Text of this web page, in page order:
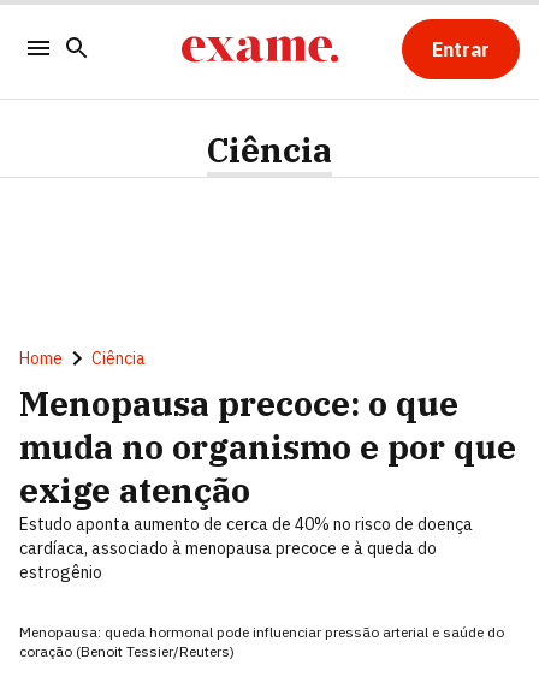
Entrar
Ciência
Home Ciência
Menopausa precoce: o que
muda no organismo e por que
exige atenção
Estudo aponta aumento de cerca de 40% no risco de doença
cardíaca, associado à menopausa precoce e à queda do
estrogênio
Menopausa: queda hormonal pode influenciar pressão arterial e saúde do
coração (Benoit Tessier/Reuters)